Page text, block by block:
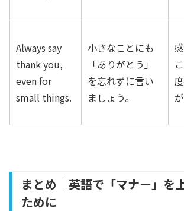
Always say
thank you,
even for
small things.
小さなことにも
「ありがとう」
を忘れずに言い
ましょう。
まとめ｜英語で「マナー」を
ために